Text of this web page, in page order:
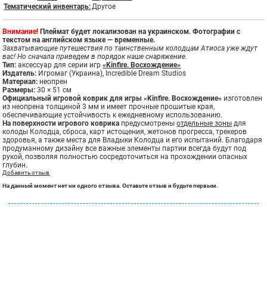
Тематический инвентарь:Другое
Внимание! Плеймат будет локализован на украинском. Фотографии с
текстом на английском языке — временные.
Захватывающие путешествия по таинственным колодцам Атиоса уже ждут
вас! Но сначала приведем в порядок наше снаряжение.
Тип:аксессуар для серии игр«Kinfire. Восхождение»
Издатель: Игромаг (Украина), Incredible Dream Studios
Материал: неопрен
Размеры:30 × 51 см
Официальный игровой коврик для игры «Kinfire. Восхождение» изготовлен
из неопрена толщиной 3 мм и имеет прочные прошитые края,
обеспечивающие устойчивость к ежедневному использованию.
На поверхности игрового коврика предусмотреныотдельные зоны для
колоды Колодца, сброса, карт истощения, жетонов прогресса, трекеров
здоровья, а также места для Владыки Колодца и его испытаний. Благодаря
продуманному дизайну все важные элементы партии всегда будут под
рукой, позволяя полностью сосредоточиться на прохождении опасных
глубин.
Добавить отзыв
На данный момент нет ни одного отзыва. Оставьте отзыв и будьте первым.